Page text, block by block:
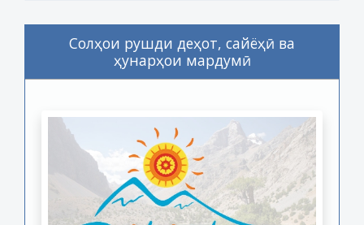
Солҳои рушди деҳот, сайёҳӣ ва
ҳунарҳои мардумӣ